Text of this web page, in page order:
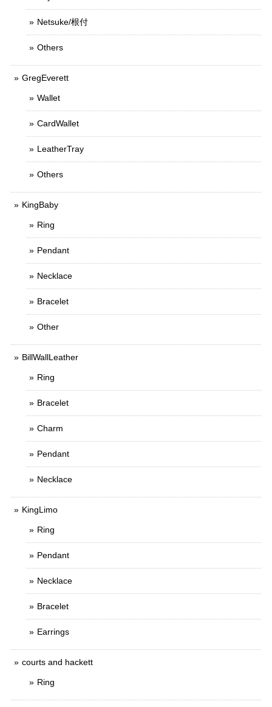
Netsuke/根付
Others
GregEverett
Wallet
CardWallet
LeatherTray
Others
KingBaby
Ring
Pendant
Necklace
Bracelet
Other
BillWallLeather
Ring
Bracelet
Charm
Pendant
Necklace
KingLimo
Ring
Pendant
Necklace
Bracelet
Earrings
courts and hackett
Ring